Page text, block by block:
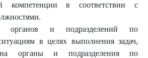
компетенции в соответствии с
органов и подразделений по
в целях выполнения задач,
органы и подразделения по